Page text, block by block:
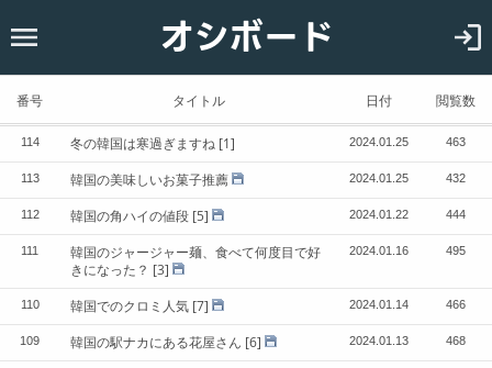
オシボード
番号 タイトル 日付 閲覧数
114 冬の韓国は寒過ぎますね [1] 2024.01.25 463
113 韓国の美味しいお菓子推薦 2024.01.25 432
112 韓国の角ハイの値段 [5] 2024.01.22 444
111
韓国のジャージャー麺、食べて何度目で好
きになった？ [3]
2024.01.16 495
110 韓国でのクロミ人気 [7] 2024.01.14 466
109 韓国の駅ナカにある花屋さん [6] 2024.01.13 468
恋愛
お知らせ